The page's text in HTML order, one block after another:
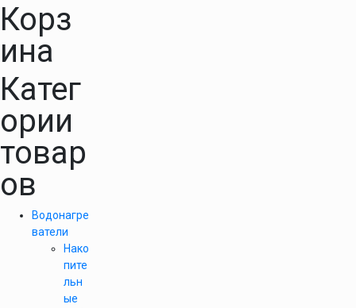
Корз
ина
Катег
ории
товар
ов
Водонагре
ватели
Нако
пите
льн
ые